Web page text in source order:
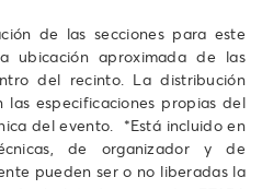
de las secciones para este
ubicación aproximada de las
del recinto. La distribución
especificaciones propias del
del evento. *Está incluido en
de organizador y de
pueden ser o no liberadas la